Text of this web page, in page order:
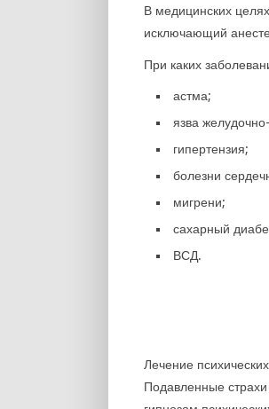
В медицинских
исключающий
При каких
астма;
язва
гипертензия;
болезни
мигрени;
сахарный
ВСД.
Лечение
Подавленные